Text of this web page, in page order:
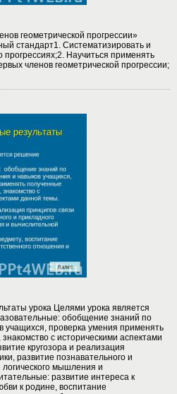
геометрической прогрессии»
стандарт1. Систематизировать и
Научиться применять
членов геометрической прогрессии;
урока Целями урока является
обобщение знаний по
учащихся, проверка умения применять
с историческими аспектами
кругозора и реализация
развитие познавательного и
логического мышления и
развитие интереса к
к родине, воспитание